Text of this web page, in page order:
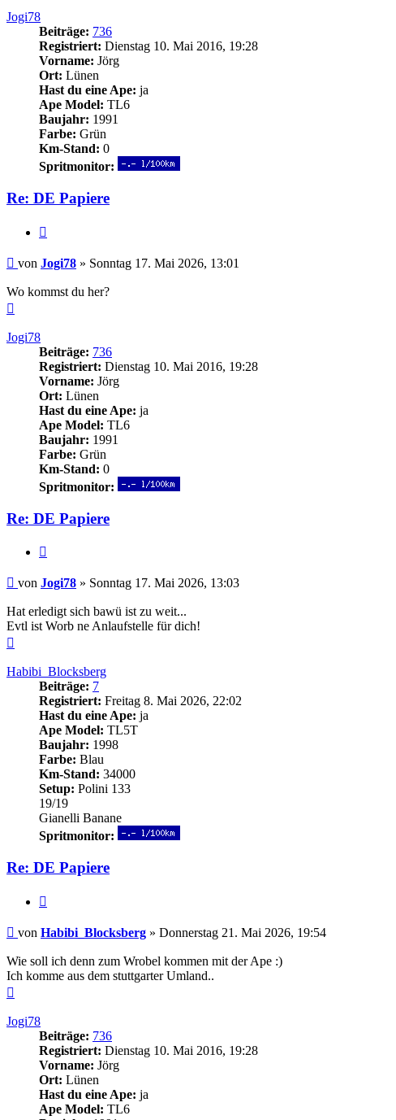
Jogi78
Beiträge: 736
Registriert: Dienstag 10. Mai 2016, 19:28
Vorname: Jörg
Ort: Lünen
Hast du eine Ape: ja
Ape Model: TL6
Baujahr: 1991
Farbe: Grün
Km-Stand: 0
Spritmonitor:
Re: DE Papiere
Beitrag
von Jogi78 » Sonntag 17. Mai 2026, 13:01
Wo kommst du her?
Jogi78
Beiträge: 736
Registriert: Dienstag 10. Mai 2016, 19:28
Vorname: Jörg
Ort: Lünen
Hast du eine Ape: ja
Ape Model: TL6
Baujahr: 1991
Farbe: Grün
Km-Stand: 0
Spritmonitor:
Re: DE Papiere
Beitrag
von Jogi78 » Sonntag 17. Mai 2026, 13:03
Hat erledigt sich bawü ist zu weit...
Evtl ist Worb ne Anlaufstelle für dich!
Habibi_Blocksberg
Beiträge: 7
Registriert: Freitag 8. Mai 2026, 22:02
Hast du eine Ape: ja
Ape Model: TL5T
Baujahr: 1998
Farbe: Blau
Km-Stand: 34000
Setup: Polini 133
19/19
Gianelli Banane
Spritmonitor:
Re: DE Papiere
Beitrag
von Habibi_Blocksberg » Donnerstag 21. Mai 2026, 19:54
Wie soll ich denn zum Wrobel kommen mit der Ape :)
Ich komme aus dem stuttgarter Umland..
Jogi78
Beiträge: 736
Registriert: Dienstag 10. Mai 2016, 19:28
Vorname: Jörg
Ort: Lünen
Hast du eine Ape: ja
Ape Model: TL6